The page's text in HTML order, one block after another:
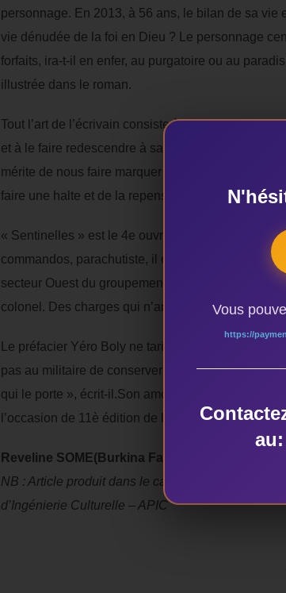
personnage. En 2013, à 56 ans, le bilan de sa vie
vie dénudée de la foi en Dieu ? Le personnage
forfaits, ira-t-il en enfer, au purgatoire ou au
illustrée dans le roman.
Tout l’art de l’écrivain consiste à maintenir le
et à le faire redescendre à sa condition d’être
mérite de nous faire marquer une pause et de
faire une halte et de la repenser.
« Sentinelles » est le 4e ouvrage de l’auteur.
commandos, parachutiste, il est aussi chef de
secteur Ouest du groupement de forces pour la
colonel. Des charges qui n’arrêtent pas l’auteur,
Le préfacier Yéro Boly ne tarit pas d’éloges à
pas au militaire de conserver toute sa créativité et
qui le porte », écrit-il.Son amour pour la littérature
l’occasion de 11è édition de la Foire
Reveline SOME(Burkina Faso)
NB : Article produit dans le cadre de la 1ère
d’Ingénierie Culturelle – APIC
Vous
https://
au: